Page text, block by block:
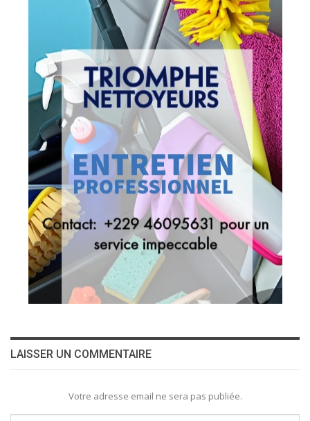
LAISSER UN COMMENTAIRE
Votre adresse email ne sera pas publiée.